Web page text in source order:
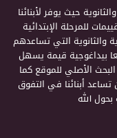
حيث يوفر لأبنائنا
للمرحلة الإبتدائية
والثانوية التي تساعدهم
بيداغوجية قيمة يسهل
الأصلي للموقع كما
أبنائنا في التفوق
الله